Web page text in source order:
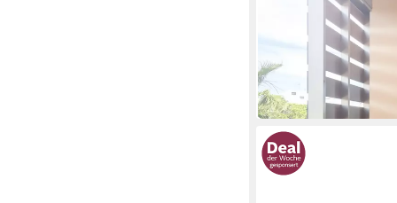
KESSER
Hängesessel
49,80 €
in 4-5 Werktagen bei dir